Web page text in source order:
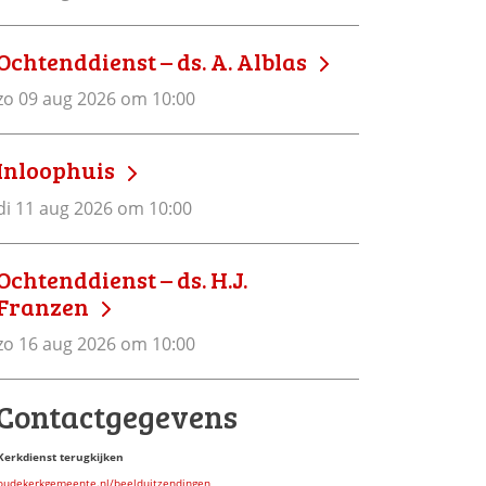
– ds. A. Alblas
09 aug 2026 om 10:00
11 aug 2026 om 10:00
– ds. H.J.
16 aug 2026 om 10:00
terugkijken